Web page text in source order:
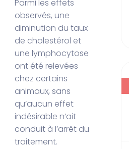
Parmi les effets
observés, une
diminution du taux
de cholestérol et
une lymphocytose
ont été relevées
chez certains
animaux, sans
qu’aucun effet
indésirable n’ait
conduit à l’arrêt du
traitement.